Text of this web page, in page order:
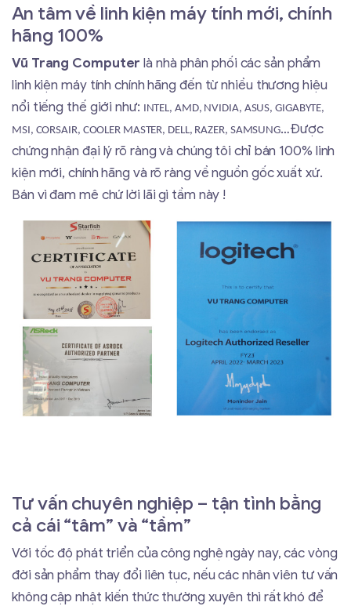
An tâm về linh kiện máy tính mới, chính
hãng 100%
Vũ Trang Computer là nhà phân phối các sản phẩm
linh kiện máy tính chính hãng đến từ nhiều thương hiệu
nổi tiếng thế giới như: INTEL, AMD, NVIDIA, ASUS, GIGABYTE,
MSI, CORSAIR, COOLER MASTER, DELL, RAZER, SAMSUNG…Được
chứng nhận đại lý rõ ràng và chúng tôi chỉ bán 100% linh
kiện mới, chính hãng và rõ ràng về nguồn gốc xuất xứ.
Bán vì đam mê chứ lời lãi gì tầm này !
Tư vấn chuyên nghiệp – tận tình bằng
cả cái “tâm” và “tầm”
Với tốc độ phát triển của công nghệ ngày nay, các vòng
đời sản phẩm thay đổi liên tục, nếu các nhân viên tư vấn
không cập nhật kiến thức thường xuyên thì rất khó để